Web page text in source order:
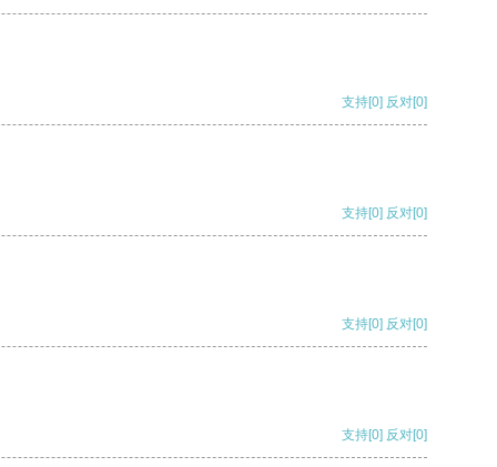
支持[0] 反对[0]
支持[0] 反对[0]
支持[0] 反对[0]
支持[0] 反对[0]